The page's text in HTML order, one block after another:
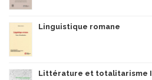
Linguistique romane
Littérature et totalitarisme I